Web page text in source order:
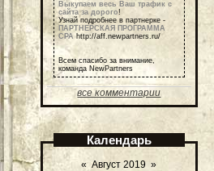
Выкупаем весь Ваш трафик с
сайта за дорого!
Узнай подробнее в партнерке -
ПАРТНЕРСКАЯ ПРОГРАММА
СРА http://aff.newpartners.ru/
Всем спасибо за внимание,
команда NewPartners
все комментарии
Календарь
« Август 2019 »